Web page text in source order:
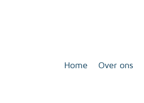
Home Over ons